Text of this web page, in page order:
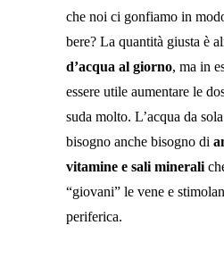
che noi ci gonfiamo in
bere? La quantità giusta è
d’acqua al giorno, ma in
essere utile aumentare le
suda molto. L’acqua da
bisogno anche bisogno di
vitamine e sali minerali
“giovani” le vene e
periferica.